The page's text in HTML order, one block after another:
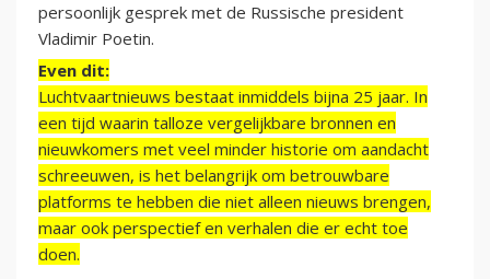
persoonlijk gesprek met de Russische president
Vladimir Poetin.
Even dit:
Luchtvaartnieuws bestaat inmiddels bijna 25 jaar. In
een tijd waarin talloze vergelijkbare bronnen en
nieuwkomers met veel minder historie om aandacht
schreeuwen, is het belangrijk om betrouwbare
platforms te hebben die niet alleen nieuws brengen,
maar ook perspectief en verhalen die er echt toe
doen.